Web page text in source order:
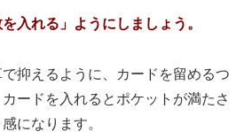
入れる」ようにしましょう。
抑えるように、カードを留めるつ
ードを入れるとポケットが満たさ
になります。